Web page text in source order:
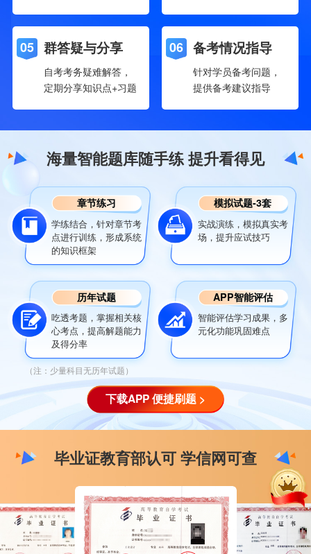
05 群答疑与分享
自考考务疑难解答，
定期分享知识点+习题
06 备考情况指导
针对学员备考问题，
提供备考建议指导
海量智能题库随手练 提升看得见
章节练习
学练结合，针对章节考
点进行训练，形成系统
的知识框架
模拟试题-3套
实战演练，模拟真实考
场，提升应试技巧
历年试题
吃透考题，掌握相关核
心考点，提高解题能力
及得分率
（注：少量科目无历年试题）
APP智能评估
智能评估学习成果，多
元化功能巩固难点
下载APP 便捷刷题 >
毕业证教育部认可 学信网可查